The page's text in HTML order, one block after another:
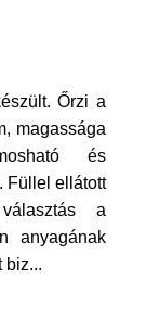
Őrzi a
magassága
és
Füllel ellátott
a
anyagának
biz...